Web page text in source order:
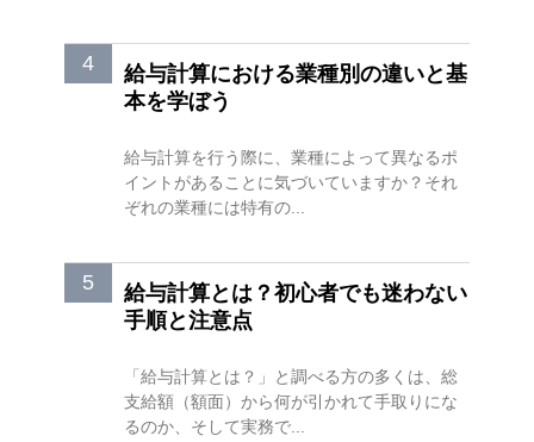
給与計算における業種別の違いと基
本を学ぼう
給与計算を行う際に、業種によって異なるポ
イントがあることに気づいていますか？それ
ぞれの業種には特有の...
給与計算とは？初心者でも迷わない
手順と注意点
「給与計算とは？」と調べる方の多くは、総
支給額（額面）から何が引かれて手取りにな
るのか、そして実務で...